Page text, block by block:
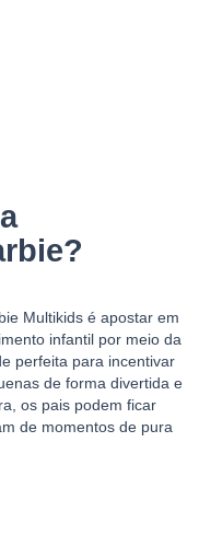
Multikids é apostar em
infantil por meio da
perfeita para incentivar
de forma divertida e
os pais podem ficar
de momentos de pura